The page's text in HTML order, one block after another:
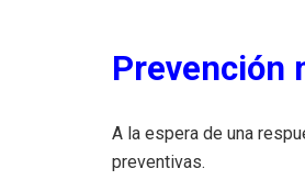
Prevención
A la espera de una
preventivas.